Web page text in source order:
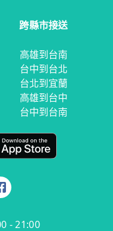
跨縣市接送
高雄到台南
台中到台北
台北到宜蘭
高雄到台中
台中到台南
- 21:00